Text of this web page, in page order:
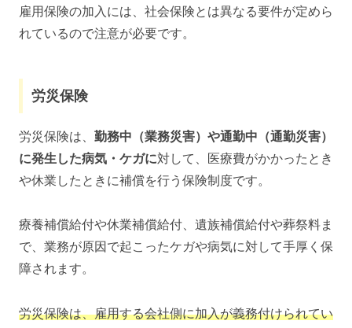
雇用保険の加入には、社会保険とは異なる要件が定めら
れているので注意が必要です。
労災保険
労災保険は、 勤務中（業務災害）や通勤中（通勤災害）
に発生した病気・ケガに対して、医療費がかかったとき
や休業したときに補償を行う保険制度です。
療養補償給付や休業補償給付、遺族補償給付や葬祭料ま
で、業務が原因で起こったケガや病気に対して手厚く保
障されます。
労災保険は、雇用する会社側に加入が義務付けられてい